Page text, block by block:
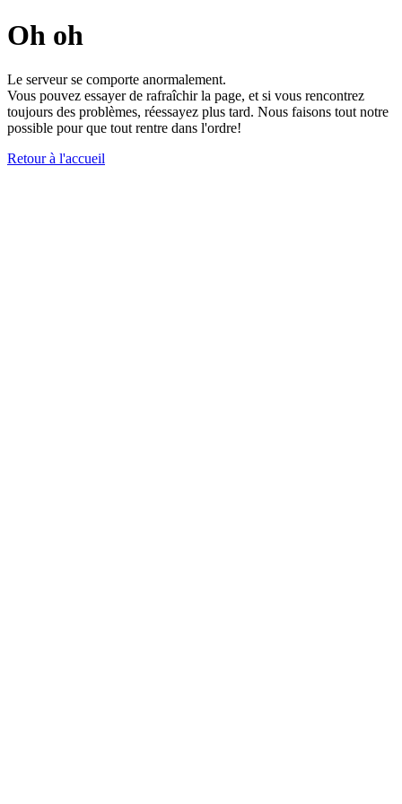
Oh oh
Le serveur se comporte anormalement.
Vous pouvez essayer de rafraîchir la page, et si vous rencontrez
toujours des problèmes, réessayez plus tard. Nous faisons tout notre
possible pour que tout rentre dans l'ordre!
Retour à l'accueil